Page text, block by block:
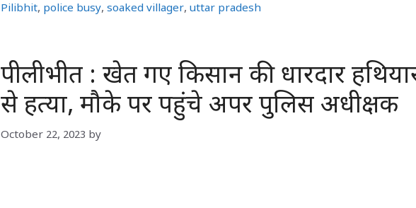
Pilibhit, police busy, soaked villager, uttar pradesh
पीलीभीत : खेत गए किसान की धारदार
से हत्या, मौके पर पहुंचे अपर पुलिस अधीक्षक
October 22, 2023 by